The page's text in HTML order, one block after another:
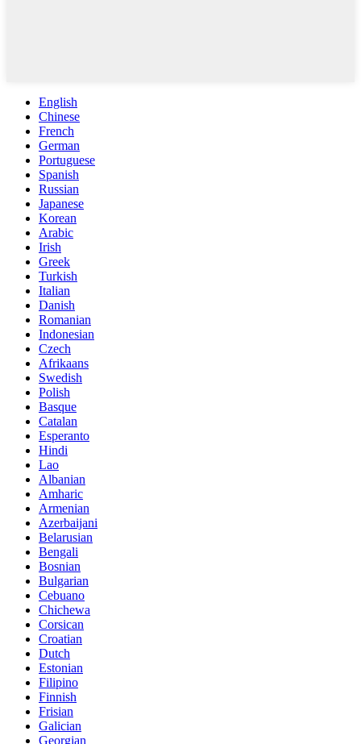
English
Chinese
French
German
Portuguese
Spanish
Russian
Japanese
Korean
Arabic
Irish
Greek
Turkish
Italian
Danish
Romanian
Indonesian
Czech
Afrikaans
Swedish
Polish
Basque
Catalan
Esperanto
Hindi
Lao
Albanian
Amharic
Armenian
Azerbaijani
Belarusian
Bengali
Bosnian
Bulgarian
Cebuano
Chichewa
Corsican
Croatian
Dutch
Estonian
Filipino
Finnish
Frisian
Galician
Georgian